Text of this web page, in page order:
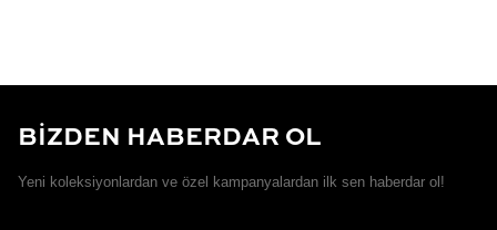
BİZDEN HABERDAR OL
Yeni koleksiyonlardan ve özel kampanyalardan ilk sen haberdar ol!